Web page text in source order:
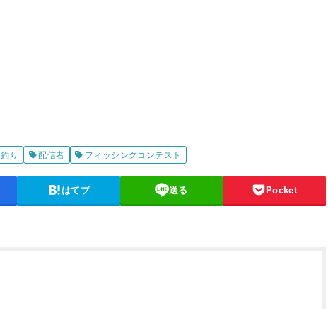
釣り 配信者 フィッシングコンテスト
はてブ 送る Pocket